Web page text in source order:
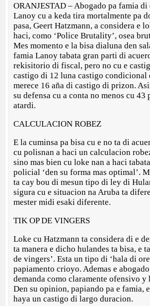
ORANJESTAD – Abogado pa famia di
Lanoy cu a keda tira mortalmente pa
pasa, Geert Hatzmann, a considera e
haci, como ‘Police Brutality’, osea
Mes momento e la bisa dialuna den
famia Lanoy tabata gran parti di
rekisitorio di fiscal, pero no cu e
castigo di 12 luna castigo condicional
merece 16 aña di castigo di prizon.
su defensa cu a conta no menos cu 43
atardi.
CALCULACION ROBEZ
E la cuminsa pa bisa cu e no ta di
cu polisnan a haci un calculacion
sino mas bien cu loke nan a haci
policial ‘den su forma mas optimal’.
ta cay bou di mesun tipo di ley di
sigura cu e situacion na Aruba ta
mester midi esaki diferente.
TIK OP DE VINGERS
Loke cu Hatzmann ta considera di e
ta manera e dicho hulandes ta bisa, e
de vingers’. Esta un tipo di ‘hala di
papiamento crioyo. Ademas e
demanda como claramente ofensivo y
Den su opinion, papiando pa e famia,
haya un castigo di largo duracion.